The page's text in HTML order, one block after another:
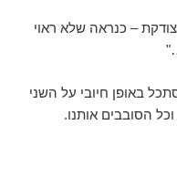
– כנראה שלא ראוי
באופן חיובי על השני
הסובבים אותנו.